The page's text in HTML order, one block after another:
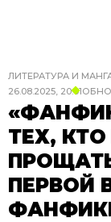
ЛИТЕРАТУРА И
26.08.2025, 20:01
ТЕХ,
ПЕРВОЙ